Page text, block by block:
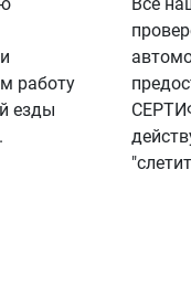
я поехал
же на чип
спасибо
всем добра)
работу
езды